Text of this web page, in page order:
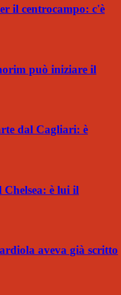
il centrocampo: c'è
può iniziare il
dal Cagliari: è
è lui il
aveva già scritto